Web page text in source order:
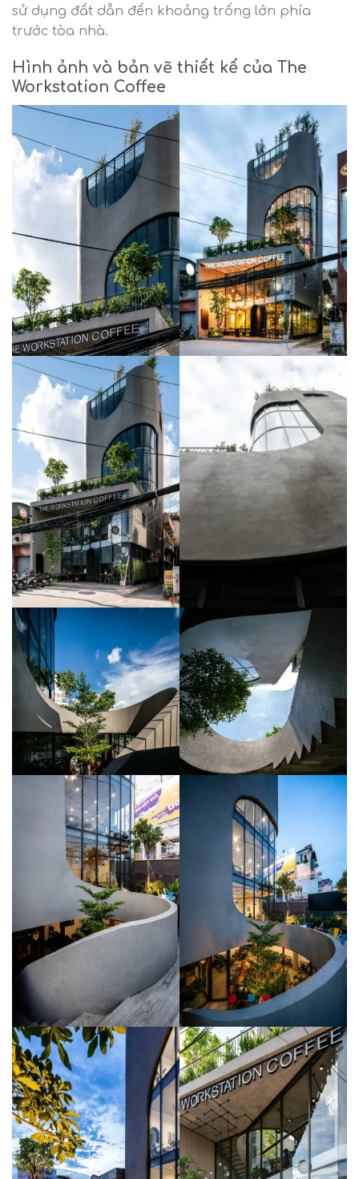
sử dụng đất dẫn đến khoảng trống lớn phía
trước tòa nhà.
Hình ảnh và bản vẽ thiết kế của The
Workstation Coffee